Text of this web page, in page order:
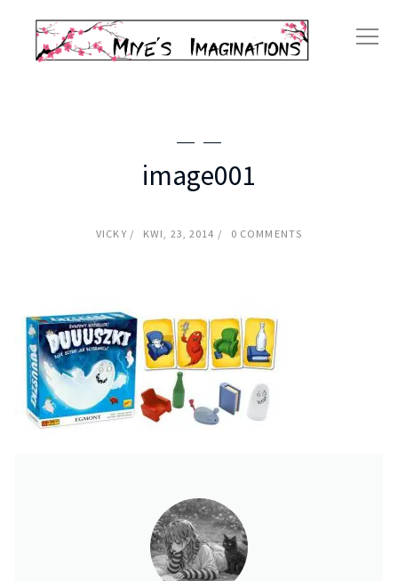
image001
VICKY KWI, 23, 2014 0 COMMENTS